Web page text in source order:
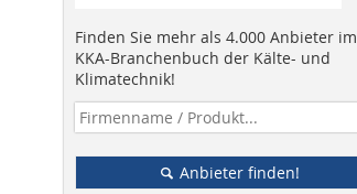
Finden Sie mehr als 4.000 Anbieter im
KKA-Branchenbuch der Kälte- und
Klimatechnik!
Anbieter finden!